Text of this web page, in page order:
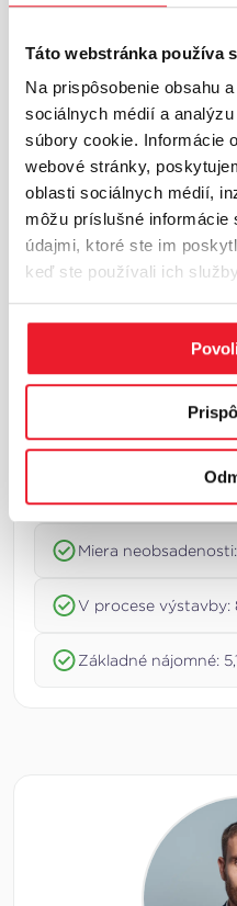
Táto webstránka používa
Na prispôsobenie obsahu
sociálnych médií a
súbory cookie. Informácie
webové stránky,
oblasti sociálnych médií,
môžu príslušné
údajmi, ktoré ste im
keď ste používali ich
– 102 km; Trenčín –
INFORMÁCIE
Trnava a okolie
Trnavský región patrí
lokality západného
na strategickom ťahu
Trnava, Sereď a Vod...
Základné trhové
Miera
V procese výstavby:
Základné nájomné: